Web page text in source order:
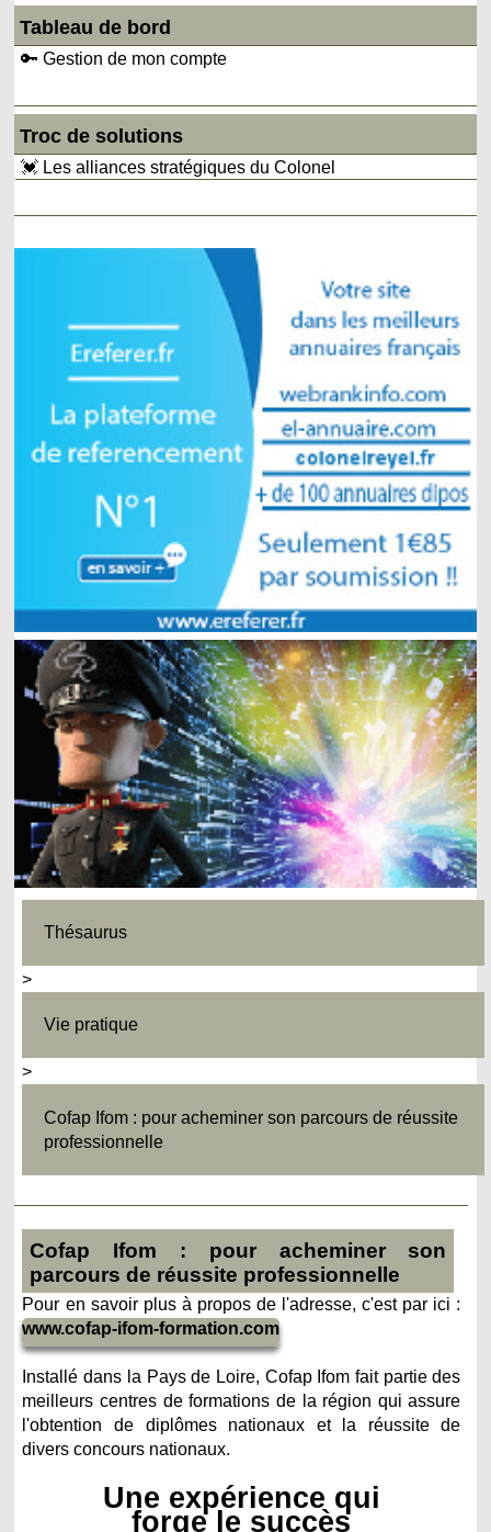
Tableau de bord
🔑 Gestion de mon compte
Troc de solutions
💓 Les alliances stratégiques du Colonel
Thésaurus
>
Vie pratique
>
Cofap Ifom : pour acheminer son parcours de réussite
professionnelle
Cofap Ifom : pour acheminer son
parcours de réussite professionnelle
Pour en savoir plus à propos de l'adresse, c'est par ici :
www.cofap-ifom-formation.com
Installé dans la Pays de Loire, Cofap Ifom fait partie des
meilleurs centres de formations de la région qui assure
l'obtention de diplômes nationaux et la réussite de
divers concours nationaux.
Une expérience qui
forge le succès